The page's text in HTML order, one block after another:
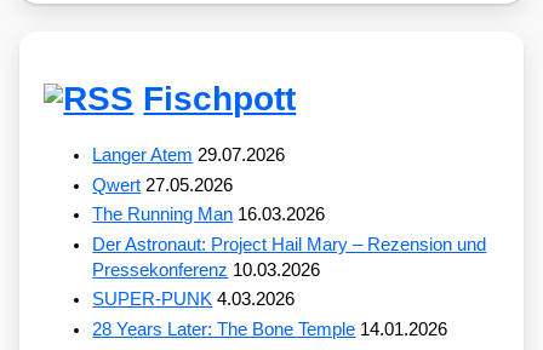
Fischpott
Langer Atem 29.07.2026
Qwert 27.05.2026
The Running Man 16.03.2026
Der Astronaut: Project Hail Mary – Rezension und
Pressekonferenz 10.03.2026
SUPER-PUNK 4.03.2026
28 Years Later: The Bone Temple 14.01.2026